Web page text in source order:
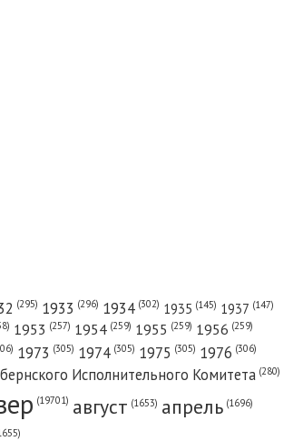
(295) 1933 (296) 1934 (302) 1935 (145) 1937 (147)
1953 (257) 1954 (259) 1955 (259) 1956 (259)
1973 (305) 1974 (305) 1975 (305) 1976 (306)
Исполнительного Комитета (280)
(19701) август (1653) апрель (1696)